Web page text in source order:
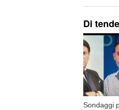
Di
Sondaggi